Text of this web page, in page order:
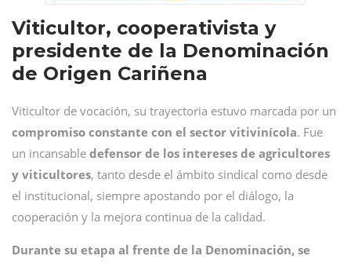
Viticultor, cooperativista y
presidente de la Denominación
de Origen Cariñena
Viticultor de vocación, su trayectoria estuvo marcada por un
compromiso constante con el sector vitivinícola. Fue
un incansable defensor de los intereses de agricultores
y viticultores, tanto desde el ámbito sindical como desde
el institucional, siempre apostando por el diálogo, la
cooperación y la mejora continua de la calidad.
Durante su etapa al frente de la Denominación, se